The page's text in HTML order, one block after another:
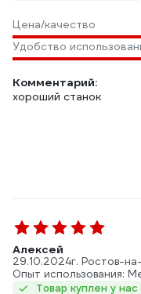
Цена/качество
Удобство
Комментарий:
хороший станок
Алексей
29.10.2024г. Ростов-
Опыт использования:
Товар куплен у нас